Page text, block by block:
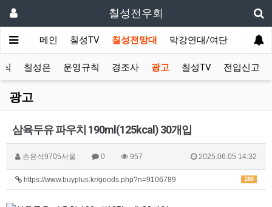
칠성전우회
메인 칠성TV 칠성전망대 막강연대/여단 사단
칠성은 운영규칙 경조사 광고 칠성TV 전입신고
광고
삼육두유 파우치 190ml(125kcal) 30개입
손은석9705서울 0 957 2025.06.05 14:32
280
https://www.buyplus.kr/goods.php?n=9106789